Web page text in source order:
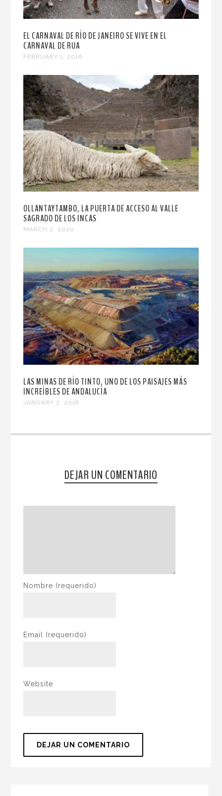
EL CARNAVAL DE RÍO DE JANEIRO SE VIVE EN EL
CARNAVAL DE RUA
FEBRUARY 1, 2016
OLLANTAYTAMBO, LA PUERTA DE ACCESO AL VALLE
SAGRADO DE LOS INCAS
MARCH 2, 2020
LAS MINAS DE RÍO TINTO, UNO DE LOS PAISAJES MÁS
INCREÍBLES DE ANDALUCÍA
JANUARY 2, 2018
DEJAR UN COMENTARIO
Nombre (requerido)
Email (requerido)
Website